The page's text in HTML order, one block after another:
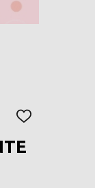
AGGIUNGI
LISTA
DEI